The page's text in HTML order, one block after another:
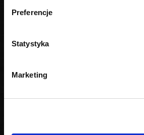
Preferencje
Statystyka
Marketing